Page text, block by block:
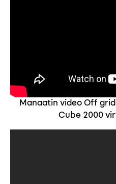
Manaatin video Off
Cube 2000